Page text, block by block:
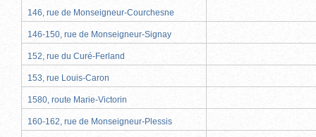
146, rue de Monseigneur-Courchesne
146-150, rue de Monseigneur-Signay
152, rue du Curé-Ferland
153, rue Louis-Caron
1580, route Marie-Victorin
160-162, rue de Monseigneur-Plessis